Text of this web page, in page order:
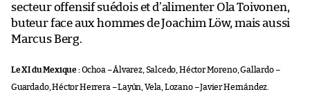
secteur offensif suédois et d’alimenter Ola Toivonen,
buteur face aux hommes de Joachim Löw, mais aussi
Marcus Berg.
Le XI du Mexique :Ochoa – Álvarez, Salcedo, Héctor Moreno, Gallardo –
Guardado, Héctor Herrera – Layún, Vela, Lozano – Javier Hernández.